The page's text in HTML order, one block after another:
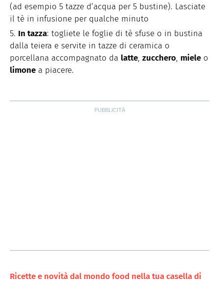
(ad esempio 5 tazze d’acqua per 5 bustine). Lasciate
il tè in infusione per qualche minuto
In tazza: togliete le foglie di tè sfuse o in bustina
dalla teiera e servite in tazze di ceramica o
porcellana accompagnato da latte, zucchero, miele o
limone a piacere.
Ricette e novità dal mondo food nella tua casella di